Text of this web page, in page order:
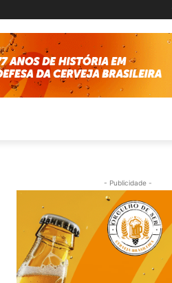
- Publicidade -